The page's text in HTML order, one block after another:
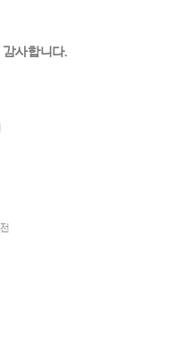
감사합니다.